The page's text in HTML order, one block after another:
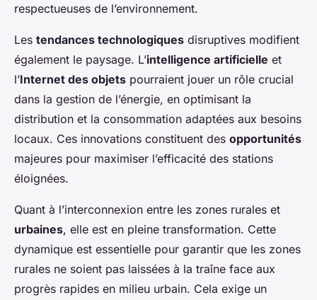
respectueuses de l’environnement.
Les tendances technologiques disruptives modifient
également le paysage. L’intelligence artificielle et
l’Internet des objets pourraient jouer un rôle crucial
dans la gestion de l’énergie, en optimisant la
distribution et la consommation adaptées aux besoins
locaux. Ces innovations constituent des opportunités
majeures pour maximiser l’efficacité des stations
éloignées.
Quant à l’interconnexion entre les zones rurales et
urbaines, elle est en pleine transformation. Cette
dynamique est essentielle pour garantir que les zones
rurales ne soient pas laissées à la traîne face aux
progrès rapides en milieu urbain. Cela exige un